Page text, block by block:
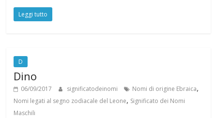
Leggi tutto
D
Dino
06/09/2017 significatodeinomi Nomi di origine Ebraica,
Nomi legati al segno zodiacale del Leone, Significato dei Nomi
Maschili